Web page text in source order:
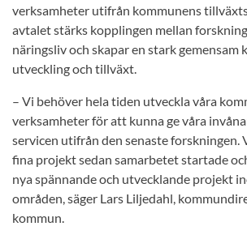
verksamheter utifrån kommunens
avtalet stärks kopplingen mellan
näringsliv och skapar en stark gemensam
utveckling och tillväxt.
– Vi behöver hela tiden utveckla våra
verksamheter för att kunna ge våra
servicen utifrån den senaste forskningen.
fina projekt sedan samarbetet startade
nya spännande och utvecklande projekt
områden, säger Lars Liljedahl,
kommun.